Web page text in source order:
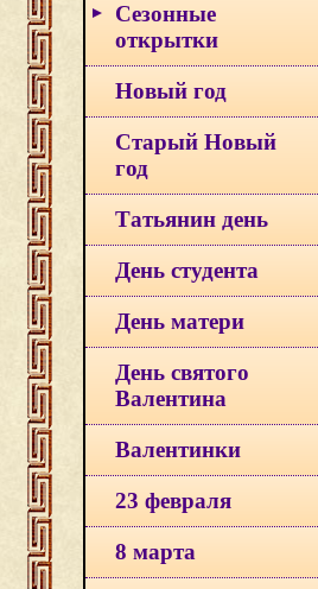
Сезонные
открытки
Новый год
Старый Новый
год
Татьянин день
День студента
День матери
День святого
Валентина
Валентинки
23 февраля
8 марта